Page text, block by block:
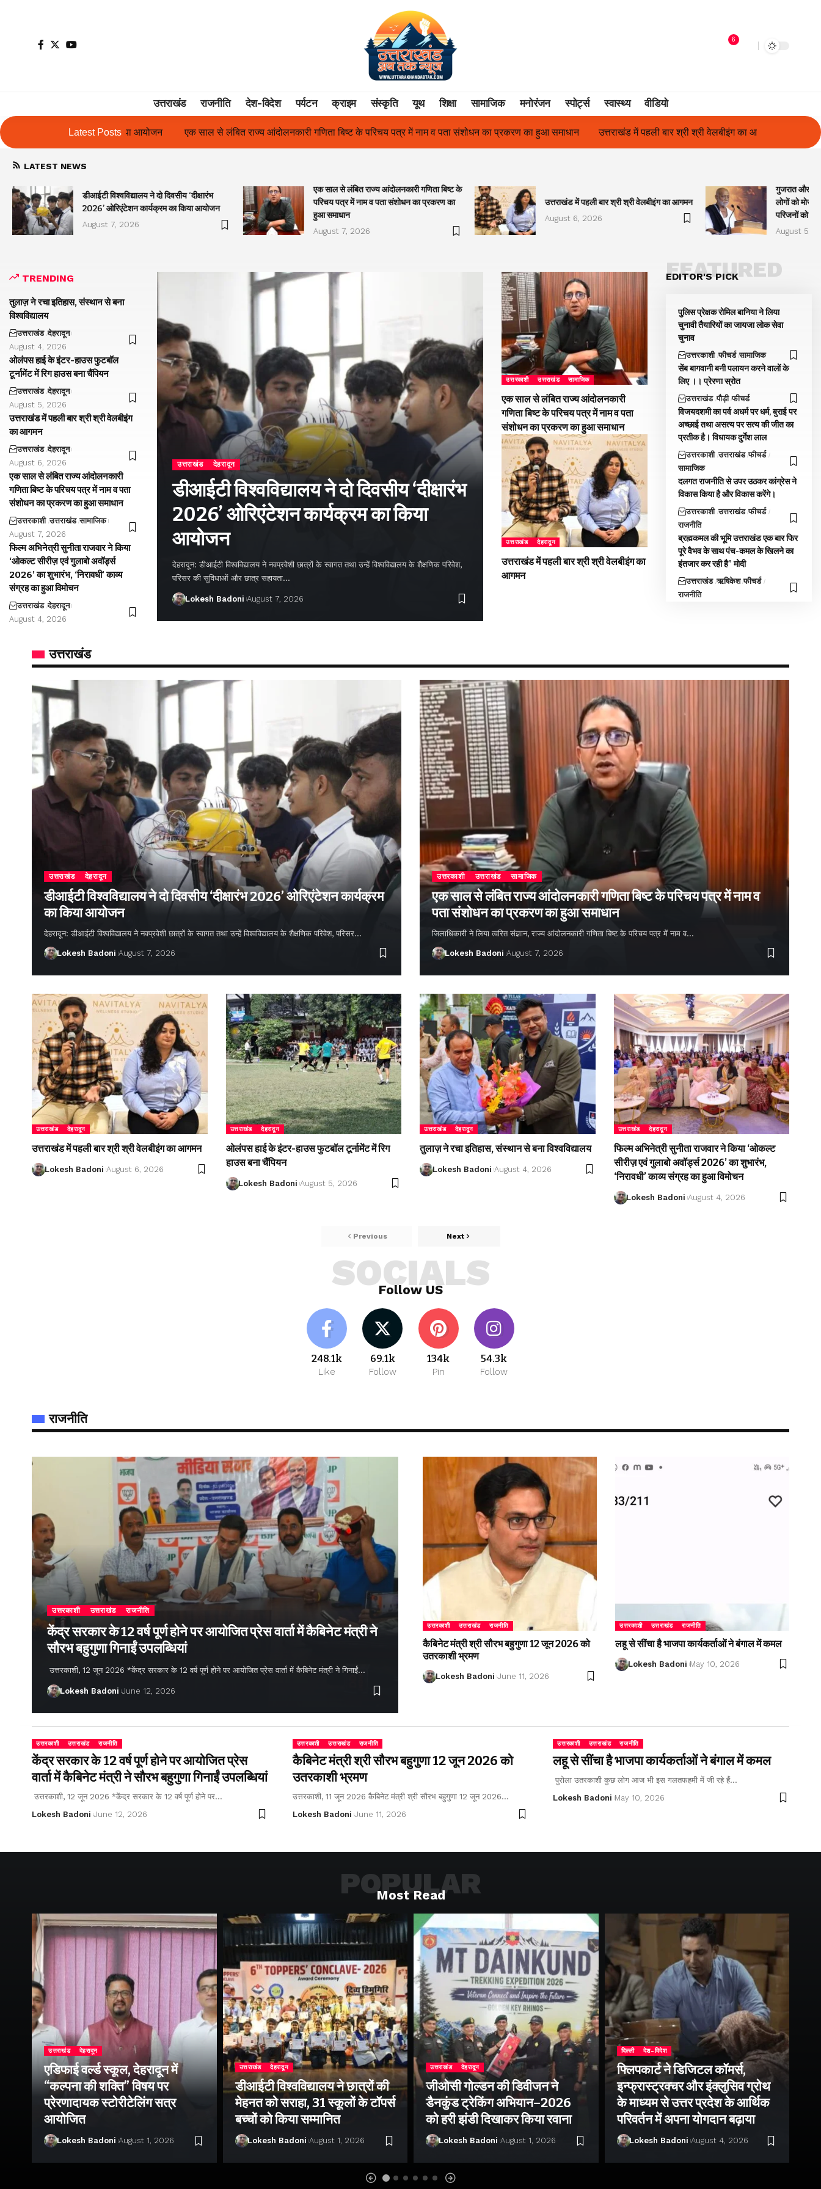
6
उत्तराखंड राजनीति देश-विदेश पर्यटन क्राइम संस्कृति यूथ शिक्षा सामाजिक मनोरंजन स्पोर्ट्स स्वास्थ्य वीडियो
Latest Posts
एक साल से लंबित राज्य आंदोलनकारी गणिता बिष्ट के परिचय पत्र में नाम व पता संशोधन का प्रकरण का हुआ समाधान उत्तराखंड में पहली बार श्री श्री वेलबीइंग का आगमन गुजरात और केरल में अतिवृष्टि के कारण दिवंगत हुए
LATEST NEWS
डीआईटी विश्वविद्यालय ने दो दिवसीय ‘दीक्षारंभ
2026’ ओरिएंटेशन कार्यक्रम का किया आयोजन
August 7, 2026
एक साल से लंबित राज्य आंदोलनकारी गणिता बिष्ट के
परिचय पत्र में नाम व पता संशोधन का प्रकरण का
हुआ समाधान
August 7, 2026
उत्तराखंड में पहली बार श्री श्री वेलबीइंग का आगमन
August 6, 2026
गुजरात और
लोगों को
परिजनों को
August 5,
TRENDING
तुलाज़ ने रचा इतिहास, संस्थान से बना
विश्वविद्यालय
उत्तराखंड देहरादून
August 4, 2026
ओलंपस हाई के इंटर-हाउस फुटबॉल
टूर्नामेंट में रिग हाउस बना चैंपियन
उत्तराखंड देहरादून
August 5, 2026
उत्तराखंड में पहली बार श्री श्री वेलबीइंग
का आगमन
उत्तराखंड देहरादून
August 6, 2026
एक साल से लंबित राज्य आंदोलनकारी
गणिता बिष्ट के परिचय पत्र में नाम व पता
संशोधन का प्रकरण का हुआ समाधान
उत्तरकाशी उत्तराखंड सामाजिक
August 7, 2026
फिल्म अभिनेत्री सुनीता राजवार ने किया
‘ओकल्ट सीरीज़ एवं गुलाबो अवॉर्ड्स
2026’ का शुभारंभ, ‘निरावधी’ काव्य
संग्रह का हुआ विमोचन
उत्तराखंड देहरादून
August 4, 2026
उत्तराखंड देहरादून
डीआईटी विश्वविद्यालय ने दो दिवसीय ‘दीक्षारंभ
2026’ ओरिएंटेशन कार्यक्रम का किया
आयोजन
देहरादून: डीआईटी विश्वविद्यालय ने नवप्रवेशी छात्रों के स्वागत तथा उन्हें विश्वविद्यालय के शैक्षणिक परिवेश,
परिसर की सुविधाओं और छात्र सहायता…
Lokesh Badoni August 7, 2026
उत्तरकाशी उत्तराखंड सामाजिक
एक साल से लंबित राज्य आंदोलनकारी
गणिता बिष्ट के परिचय पत्र में नाम व पता
संशोधन का प्रकरण का हुआ समाधान
उत्तराखंड देहरादून
उत्तराखंड में पहली बार श्री श्री वेलबीइंग का
आगमन
EDITOR'S PICK
FEATURED
पुलिस प्रेक्षक रोमिल बानिया ने लिया
चुनावी तैयारियों का जायजा लोक सेवा
चुनाव
उत्तरकाशी फीचर्ड सामाजिक
सेंब बागवानी बनी पलायन करने वालों के
लिए ।। प्रेरणा स्रोत
उत्तराखंड पौड़ी फीचर्ड
विजयदशमी का पर्व अधर्म पर धर्म, बुराई पर
अच्छाई तथा असत्य पर सत्य की जीत का
प्रतीक है। विधायक दुर्गेश लाल
उत्तरकाशी उत्तराखंड फीचर्ड
सामाजिक
दलगत राजनीति से उपर उठकर कांग्रेस ने
विकास किया है और विकास करेंगे।
उत्तरकाशी उत्तराखंड फीचर्ड
राजनीति
ब्रह्मकमल की भूमि उत्तराखंड एक बार फिर
पूरे वैभव के साथ पंच-कमल के खिलने का
इंतजार कर रही है” मोदी
उत्तराखंड ऋषिकेश फीचर्ड
राजनीति
उत्तराखंड
उत्तराखंड देहरादून
डीआईटी विश्वविद्यालय ने दो दिवसीय ‘दीक्षारंभ 2026’ ओरिएंटेशन कार्यक्रम
का किया आयोजन
देहरादून: डीआईटी विश्वविद्यालय ने नवप्रवेशी छात्रों के स्वागत तथा उन्हें विश्वविद्यालय के शैक्षणिक परिवेश, परिसर…
Lokesh Badoni August 7, 2026
उत्तरकाशी उत्तराखंड सामाजिक
एक साल से लंबित राज्य आंदोलनकारी गणिता बिष्ट के परिचय पत्र में नाम व
पता संशोधन का प्रकरण का हुआ समाधान
जिलाधिकारी ने लिया त्वरित संज्ञान, राज्य आंदोलनकारी गणिता बिष्ट के परिचय पत्र में नाम व…
Lokesh Badoni August 7, 2026
उत्तराखंड देहरादून
उत्तराखंड में पहली बार श्री श्री वेलबीइंग का आगमन
Lokesh Badoni August 6, 2026
उत्तराखंड देहरादून
ओलंपस हाई के इंटर-हाउस फुटबॉल टूर्नामेंट में रिग
हाउस बना चैंपियन
Lokesh Badoni August 5, 2026
उत्तराखंड देहरादून
तुलाज़ ने रचा इतिहास, संस्थान से बना विश्वविद्यालय
Lokesh Badoni August 4, 2026
उत्तराखंड देहरादून
फिल्म अभिनेत्री सुनीता राजवार ने किया ‘ओकल्ट
सीरीज़ एवं गुलाबो अवॉर्ड्स 2026’ का शुभारंभ,
‘निरावधी’ काव्य संग्रह का हुआ विमोचन
Lokesh Badoni August 4, 2026
Previous Next
Follow US
SOCIALS
248.1k
Like
69.1k
Follow
134k
Pin
54.3k
Follow
राजनीति
उत्तरकाशी उत्तराखंड राजनीति
केंद्र सरकार के 12 वर्ष पूर्ण होने पर आयोजित प्रेस वार्ता में कैबिनेट मंत्री ने
सौरभ बहुगुणा गिनाईं उपलब्धियां
उत्तरकाशी, 12 जून 2026 *केंद्र सरकार के 12 वर्ष पूर्ण होने पर आयोजित प्रेस वार्ता में कैबिनेट मंत्री ने गिनाईं…
Lokesh Badoni June 12, 2026
उत्तरकाशी उत्तराखंड राजनीति
कैबिनेट मंत्री श्री सौरभ बहुगुणा 12 जून 2026 को
उतरकाशी भ्रमण
Lokesh Badoni June 11, 2026
उत्तरकाशी उत्तराखंड राजनीति
लहू से सींचा है भाजपा कार्यकर्ताओं ने बंगाल में कमल
Lokesh Badoni May 10, 2026
उत्तरकाशी उत्तराखंड राजनीति
केंद्र सरकार के 12 वर्ष पूर्ण होने पर आयोजित प्रेस
वार्ता में कैबिनेट मंत्री ने सौरभ बहुगुणा गिनाईं उपलब्धियां
उत्तरकाशी, 12 जून 2026 *केंद्र सरकार के 12 वर्ष पूर्ण होने पर…
Lokesh Badoni June 12, 2026
उत्तरकाशी उत्तराखंड राजनीति
कैबिनेट मंत्री श्री सौरभ बहुगुणा 12 जून 2026 को
उतरकाशी भ्रमण
उत्तरकाशी, 11 जून 2026 कैबिनेट मंत्री श्री सौरभ बहुगुणा 12 जून 2026…
Lokesh Badoni June 11, 2026
उत्तरकाशी उत्तराखंड राजनीति
लहू से सींचा है भाजपा कार्यकर्ताओं ने बंगाल में कमल
पुरोला उतरकाशी कुछ लोग आज भी इस गलतफहमी में जी रहे हैं…
Lokesh Badoni May 10, 2026
Most Read
POPULAR
उत्तराखंड देहरादून
एडिफाई वर्ल्ड स्कूल, देहरादून में
“कल्पना की शक्ति” विषय पर
प्रेरणादायक स्टोरीटेलिंग सत्र
आयोजित
Lokesh Badoni August 1, 2026
उत्तराखंड देहरादून
डीआईटी विश्वविद्यालय ने छात्रों की
मेहनत को सराहा, 31 स्कूलों के टॉपर्स
बच्चों को किया सम्मानित
Lokesh Badoni August 1, 2026
उत्तराखंड देहरादून
जीओसी गोल्डन की डिवीजन ने
डैनकुंड ट्रेकिंग अभियान–2026
को हरी झंडी दिखाकर किया रवाना
Lokesh Badoni August 1, 2026
दिल्ली देश-विदेश
फ्लिपकार्ट ने डिजिटल कॉमर्स,
इन्फ्रास्ट्रक्चर और इंक्लुसिव ग्रोथ
के माध्यम से उत्तर प्रदेश के आर्थिक
परिवर्तन में अपना योगदान बढ़ाया
Lokesh Badoni August 4, 2026